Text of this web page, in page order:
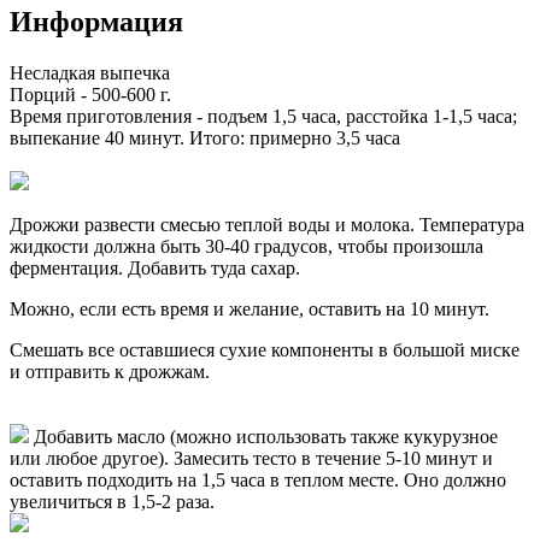
Информация
Несладкая выпечка
Порций - 500-600 г.
Время приготовления - подъем 1,5 часа, расстойка 1-1,5 часа;
выпекание 40 минут. Итого: примерно 3,5 часа
Дрожжи развести смесью теплой воды и молока. Температура
жидкости должна быть 30-40 градусов, чтобы произошла
ферментация. Добавить туда сахар.
Можно, если есть время и желание, оставить на 10 минут.
Смешать все оставшиеся сухие компоненты в большой миске
и отправить к дрожжам.
Добавить масло (можно использовать также кукурузное
или любое другое). Замесить тесто в течение 5-10 минут и
оставить подходить на 1,5 часа в теплом месте. Оно должно
увеличиться в 1,5-2 раза.